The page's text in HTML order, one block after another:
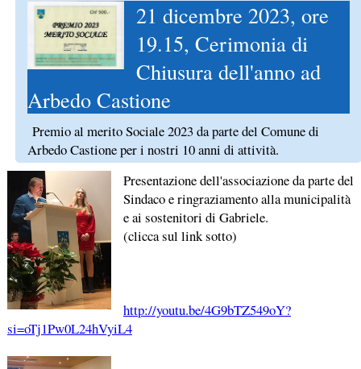
21 dicembre 2023, ore
19.15, Cerimonia di
Chiusura dell'anno ad
Arbedo Castione
Premio al merito Sociale 2023 da parte del Comune di
Arbedo Castione per i nostri 10 anni di attività.
Presentazione dell'associazione da parte del
Sindaco e ringraziamento alla municipalità
e ai sostenitori di Gabriele.
(clicca sul link sotto)
http://youtu.be/4G9bTZ549oY?
si=oTj1Pw0L24hVyiL4